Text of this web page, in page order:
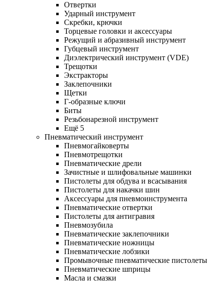
Отвертки
Ударный инструмент
Скребки, крючки
Торцевые головки и аксессуары
Режущий и абразивный инструмент
Губцевый инструмент
Диэлектрический инструмент (VDE)
Трещотки
Экстракторы
Заклепочники
Щетки
Г-образные ключи
Биты
Резьбонарезной инструмент
Ещё 5
Пневматический инструмент
Пневмогайковерты
Пневмотрещотки
Пневматические дрели
Зачистные и шлифовальные машинки
Пистолеты для обдува и всасывания
Пистолеты для накачки шин
Аксессуары для пневмоинструмента
Пневматические отвертки
Пистолеты для антигравия
Пневмозубила
Пневматические заклепочники
Пневматические ножницы
Пневматические лобзики
Промывочные пневматические пистолеты
Пневматические шприцы
Масла и смазки